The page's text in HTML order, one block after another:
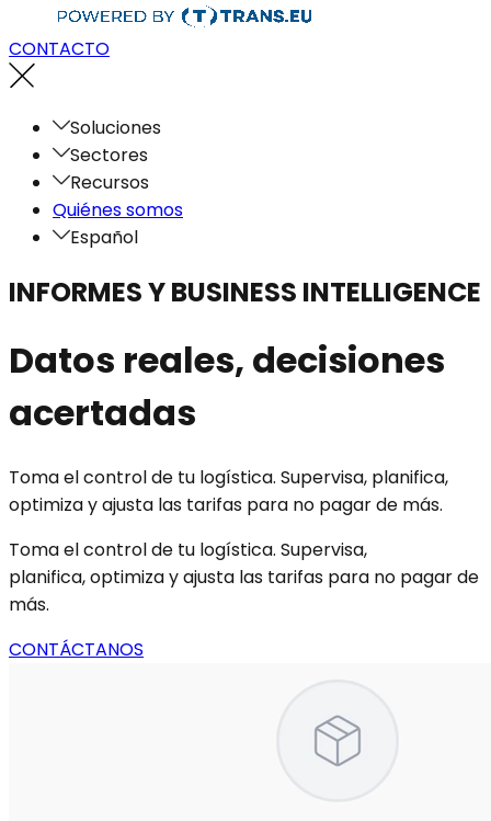
CONTACTO
Soluciones
Sectores
Recursos
Quiénes somos
Español
INFORMES Y BUSINESS INTELLIGENCE
Datos reales, decisiones
acertadas
Toma el control de tu logística. Supervisa, planifica,
optimiza y ajusta las tarifas para no pagar de más.
Toma el control de tu logística. Supervisa,
planifica, optimiza y ajusta las tarifas para no pagar de
más.
CONTÁCTANOS